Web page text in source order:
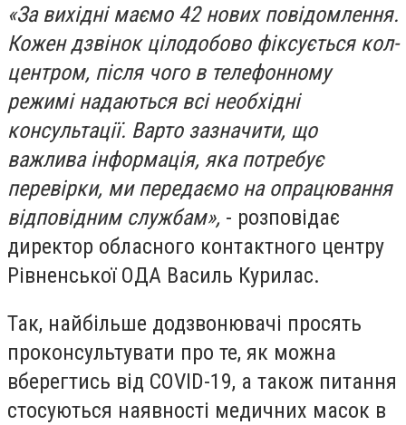
«За вихідні маємо 42 нових повідомлення.
Кожен дзвінок цілодобово фіксується кол-
центром, після чого в телефонному
режимі надаються всі необхідні
консультації. Варто зазначити, що
важлива інформація, яка потребує
перевірки, ми передаємо на опрацювання
відповідним службам», - розповідає
директор обласного контактного центру
Рівненської ОДА Василь Курилас.
Так, найбільше додзвонювачі просять
проконсультувати про те, як можна
вберегтись від COVID-19, а також питання
стосуються наявності медичних масок в